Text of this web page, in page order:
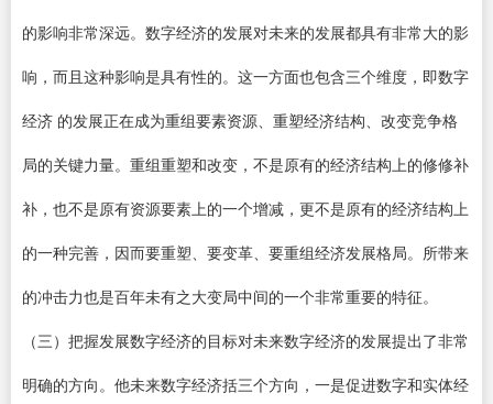
的影响非常深远。数字经济的发展对未来的发展都具有非常大的影
响，而且这种影响是具有性的。这一方面也包含三个维度，即数字
经济 的发展正在成为重组要素资源、重塑经济结构、改变竞争格
局的关键力量。重组重塑和改变，不是原有的经济结构上的修修补
补，也不是原有资源要素上的一个增减，更不是原有的经济结构上
的一种完善，因而要重塑、要变革、要重组经济发展格局。所带来
的冲击力也是百年未有之大变局中间的一个非常重要的特征。
（三）把握发展数字经济的目标对未来数字经济的发展提出了非常
明确的方向。他未来数字经济括三个方向，一是促进数字和实体经